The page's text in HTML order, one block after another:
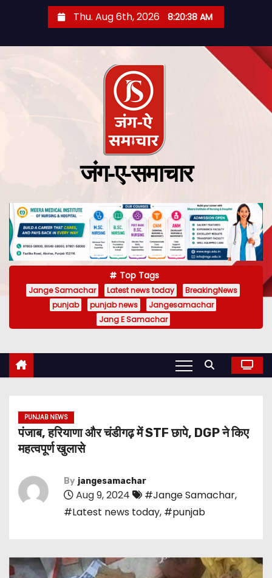
Thu. Aug 6th, 2026 8:20:39 AM
जंग-ए-समाचार
Top Tags
Jange Samachar Latest news today
BreakingNews
punjab
punjab news
Jangesamachar
Jang E Samachar
PUNJAB NEWS
पंजाब, हरियाणा और चंडीगढ़ में STF छापे, DGP ने किए
महत्वपूर्ण खुलासे
By jangesamachar
Aug 9, 2024 #Jange Samachar,
#Latest news today, #punjab